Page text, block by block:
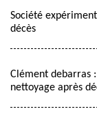
Société
décès
Clément debarras
nettoyage après